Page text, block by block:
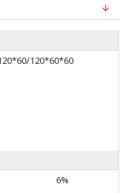
120*60*60
6%